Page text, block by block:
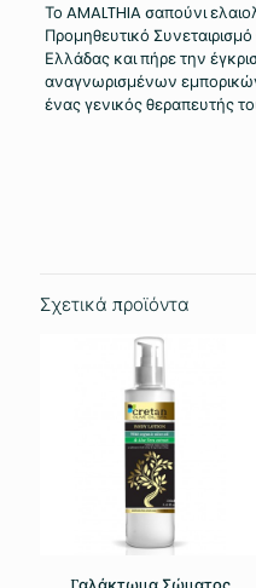
Το AMALTHIA σαπούνι
Προμηθευτικό
Ελλάδας και πήρε την
αναγνωρισμένων
ένας γενικός θεραπευτής
Σχετικά προϊόντα